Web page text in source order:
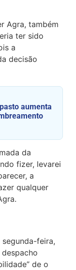
Agra, também
ter sido
a
decisão
aumenta
da
fizer, levarei
a
qualquer
feira,
de o